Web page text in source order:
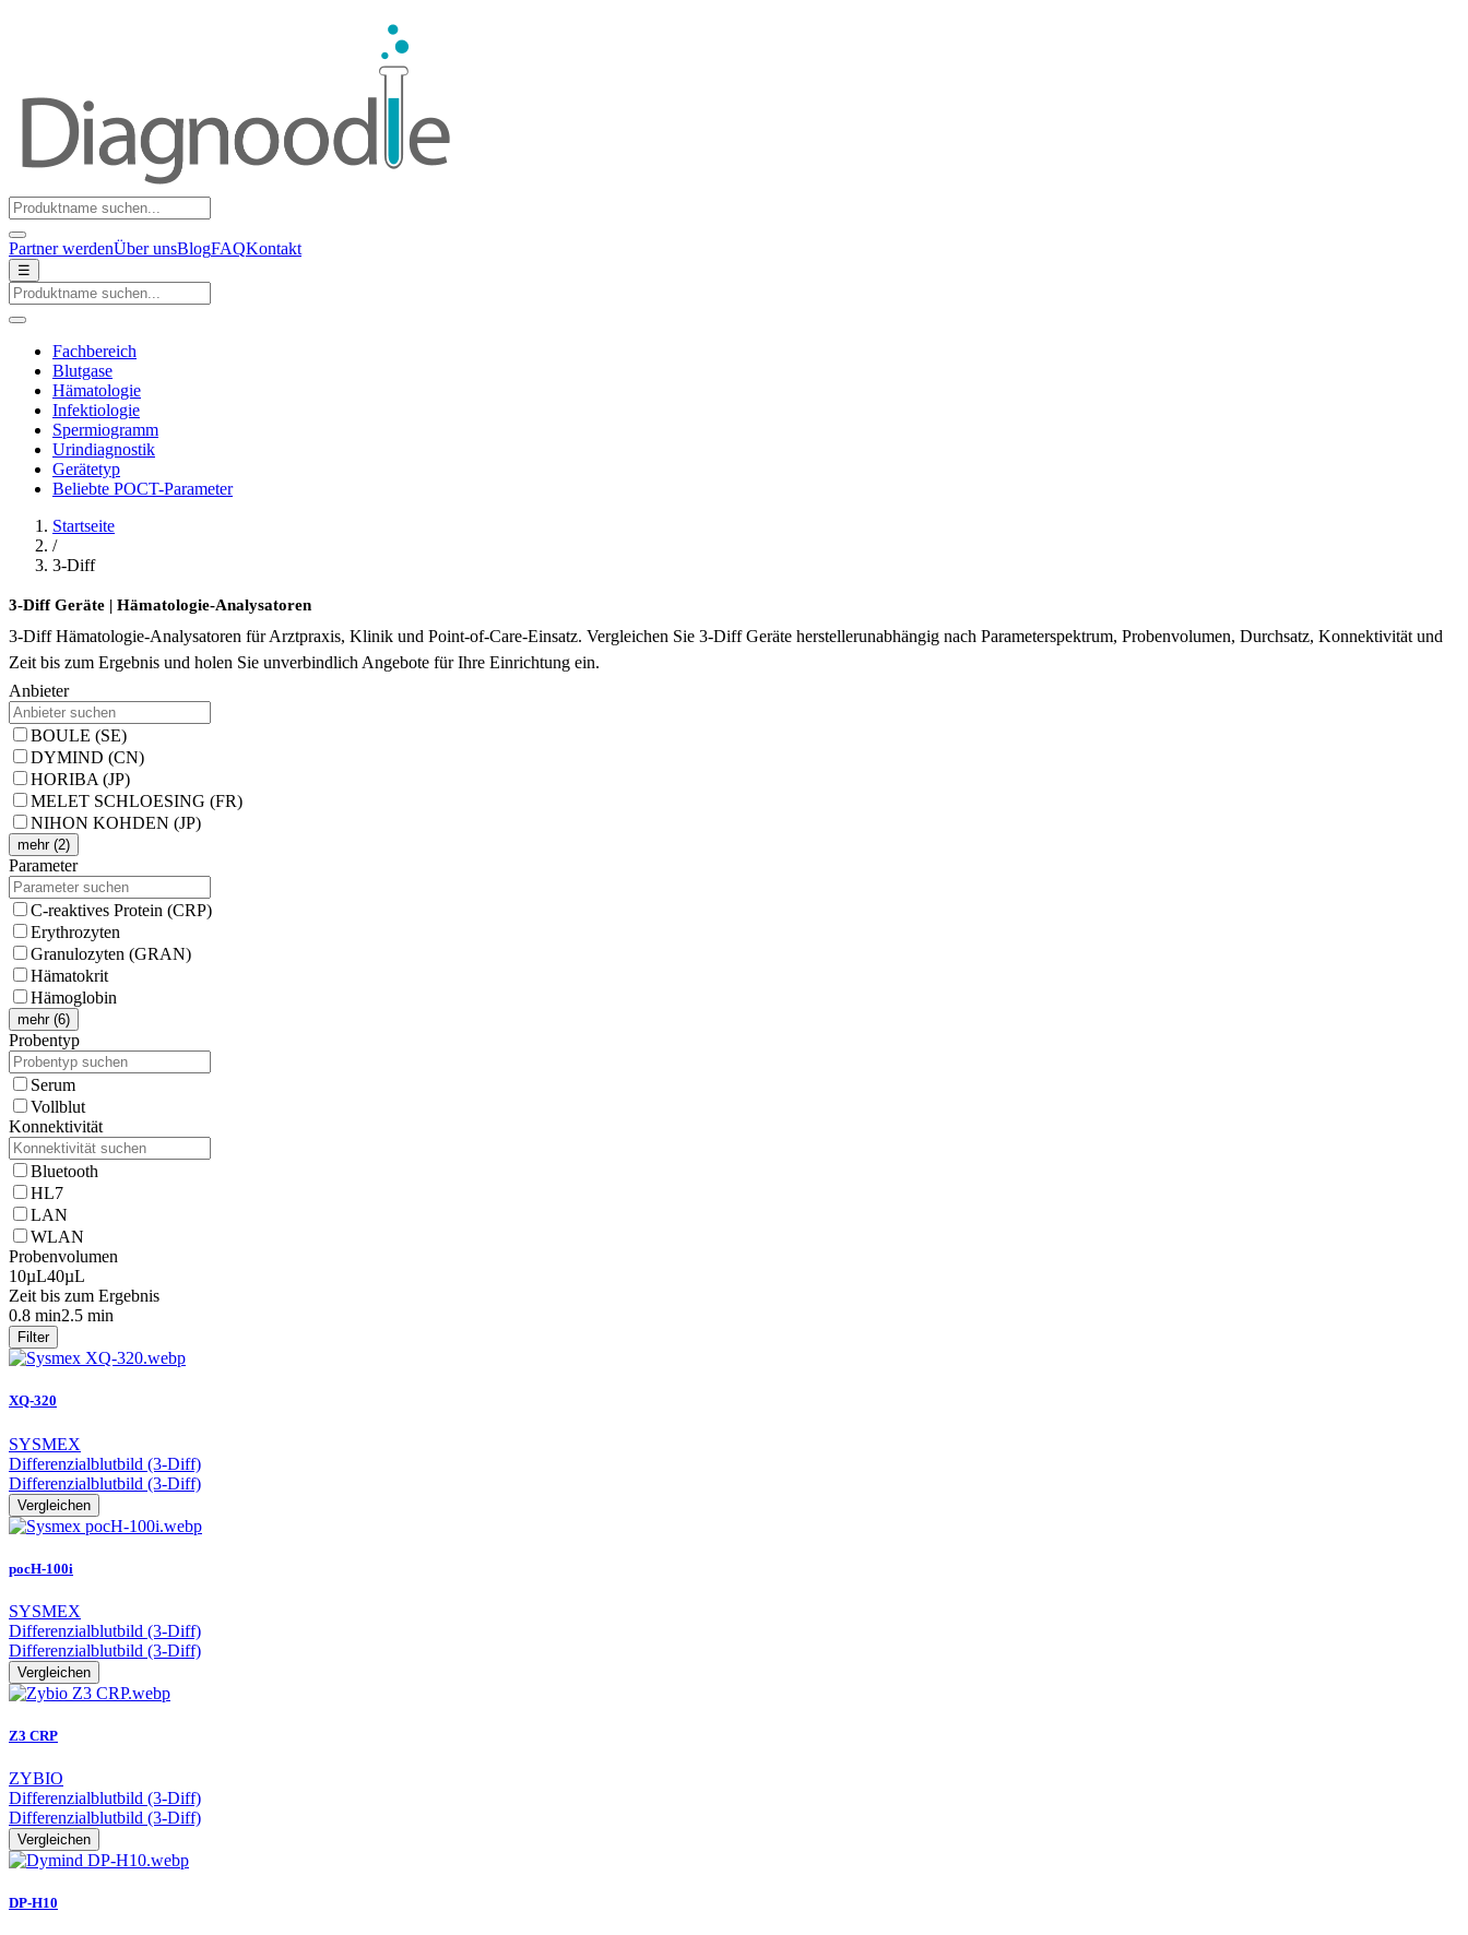
Partner werdenÜber unsBlogFAQKontakt
☰
Fachbereich
Blutgase
Hämatologie
Infektiologie
Spermiogramm
Urindiagnostik
Gerätetyp
Beliebte POCT-Parameter
Startseite
/
3-Diff
3-Diff Geräte | Hämatologie-Analysatoren
3-Diff Hämatologie-Analysatoren für Arztpraxis, Klinik und Point-of-Care-Einsatz. Vergleichen Sie 3-Diff Geräte herstellerunabhängig nach Parameterspektrum, Probenvolumen, Durchsatz, Konnektivität und
Zeit bis zum Ergebnis und holen Sie unverbindlich Angebote für Ihre Einrichtung ein.
Anbieter
BOULE (SE)
DYMIND (CN)
HORIBA (JP)
MELET SCHLOESING (FR)
NIHON KOHDEN (JP)
mehr (2)
Parameter
C-reaktives Protein (CRP)
Erythrozyten
Granulozyten (GRAN)
Hämatokrit
Hämoglobin
mehr (6)
Probentyp
Serum
Vollblut
Konnektivität
Bluetooth
HL7
LAN
WLAN
Probenvolumen
10µL40µL
Zeit bis zum Ergebnis
0.8 min2.5 min
Filter
XQ-320
SYSMEX
Differenzialblutbild (3-Diff)
Differenzialblutbild (3-Diff)
Vergleichen
pocH-100i
SYSMEX
Differenzialblutbild (3-Diff)
Differenzialblutbild (3-Diff)
Vergleichen
Z3 CRP
ZYBIO
Differenzialblutbild (3-Diff)
Differenzialblutbild (3-Diff)
Vergleichen
DP-H10